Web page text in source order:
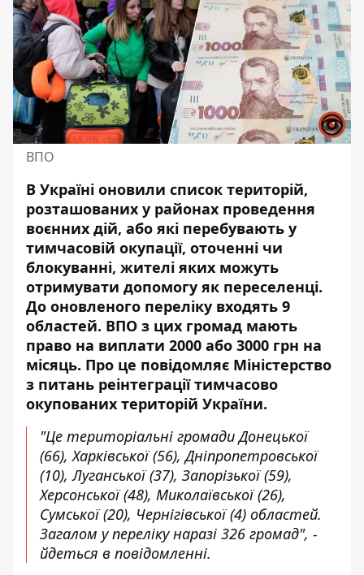
ВПО
В Україні оновили список територій,
розташованих у районах проведення
воєнних дій, або які перебувають у
тимчасовій окупації, оточенні чи
блокуванні, жителі яких можуть
отримувати допомогу як переселенці.
До оновленого переліку входять 9
областей. ВПО з цих громад мають
право на виплати 2000 або 3000 грн на
місяць. Про це повідомляє Міністерство
з питань реінтеграції тимчасово
окупованих територій України.
"Це територіальні громади Донецької
(66), Харківської (56), Дніпропетровської
(10), Луганської (37), Запорізької (59),
Херсонської (48), Миколаївської (26),
Сумської (20), Чернігівської (4) областей.
Загалом у переліку наразі 326 громад", -
йдеться в повідомленні.